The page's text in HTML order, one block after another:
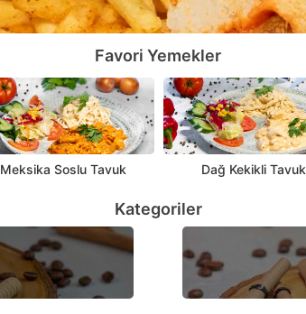
Favori Yemekler
Meksika Soslu Tavuk Dağ Kekikli Tavuk
Kategoriler